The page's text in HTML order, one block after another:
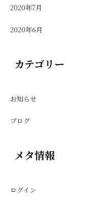
2020年7月
2020年6月
カテゴリー
お知らせ
ブログ
メタ情報
ログイン